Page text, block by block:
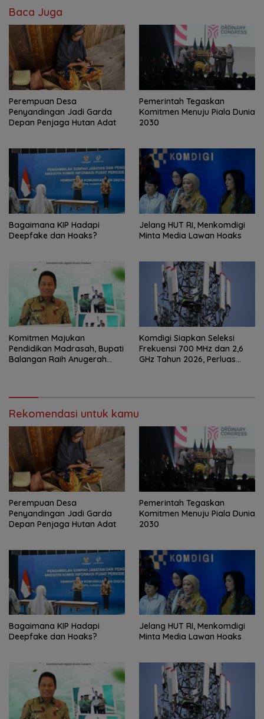
Baca Juga
Perempuan Desa
Penyandingan Jadi Garda
Depan Penjaga Hutan Adat
Pemerintah Tegaskan
Komitmen Menuju Piala Dunia
2030
Bagaimana KIP Hadapi
Deepfake dan Hoaks?
Jelang HUT RI, Menkomdigi
Minta Media Lawan Hoaks
Komitmen Majukan
Pendidikan Madrasah, Bupati
Balangan Raih Anugerah
Komdigi Siapkan Seleksi
Frekuensi 700 MHz dan 2,6
GHz Tahun 2026, Perluas
Rekomendasi untuk kamu
Perempuan Desa
Penyandingan Jadi Garda
Depan Penjaga Hutan Adat
Pemerintah Tegaskan
Komitmen Menuju Piala Dunia
2030
Bagaimana KIP Hadapi
Deepfake dan Hoaks?
Jelang HUT RI, Menkomdigi
Minta Media Lawan Hoaks